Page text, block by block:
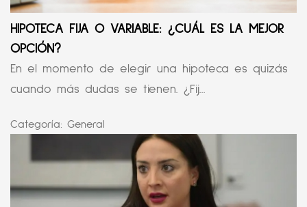
HIPOTECA FIJA O VARIABLE: ¿CUÁL ES LA MEJOR
OPCIÓN?
En el momento de elegir una hipoteca es quizás
cuando más dudas se tienen. ¿Fij...
Categoría: General